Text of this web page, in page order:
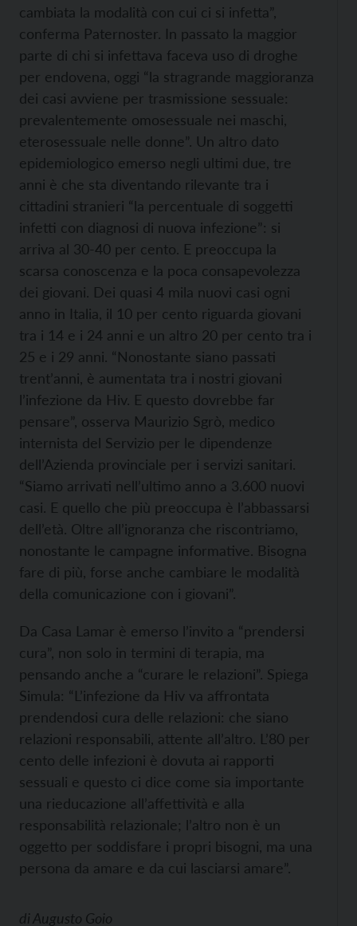
cambiata la modalità con cui ci si infetta”,
conferma Paternoster. In passato la maggior
parte di chi si infettava faceva uso di droghe
per endovena, oggi “la stragrande maggioranza
dei casi avviene per trasmissione sessuale:
prevalentemente omosessuale nei maschi,
eterosessuale nelle donne”. Un altro dato
epidemiologico emerso negli ultimi due, tre
anni è che sta diventando rilevante tra i
cittadini stranieri “la percentuale di soggetti
infetti con diagnosi di nuova infezione”: si
arriva al 30-40 per cento. E preoccupa la
scarsa conoscenza e la poca consapevolezza
dei giovani. Dei quasi 4 mila nuovi casi ogni
anno in Italia, il 10 per cento riguarda giovani
tra i 14 e i 24 anni e un altro 20 per cento tra i
25 e i 29 anni. “Nonostante siano passati
trent’anni, è aumentata tra i nostri giovani
l’infezione da Hiv. E questo dovrebbe far
pensare”, osserva Maurizio Sgrò, medico
internista del Servizio per le dipendenze
dell’Azienda provinciale per i servizi sanitari.
“Siamo arrivati nell’ultimo anno a 3.600 nuovi
casi. E quello che più preoccupa è l’abbassarsi
dell’età. Oltre all’ignoranza che riscontriamo,
nonostante le campagne informative. Bisogna
fare di più, forse anche cambiare le modalità
della comunicazione con i giovani”.
Da Casa Lamar è emerso l’invito a “prendersi
cura”, non solo in termini di terapia, ma
pensando anche a “curare le relazioni”. Spiega
Simula: “L’infezione da Hiv va affrontata
prendendosi cura delle relazioni: che siano
relazioni responsabili, attente all’altro. L’80 per
cento delle infezioni è dovuta ai rapporti
sessuali e questo ci dice come sia importante
una rieducazione all’affettività e alla
responsabilità relazionale; l’altro non è un
oggetto per soddisfare i propri bisogni, ma una
persona da amare e da cui lasciarsi amare”.
diAugusto Goio